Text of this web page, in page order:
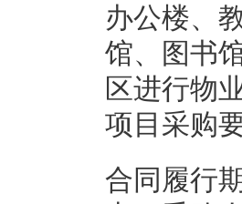
办公楼、
馆、图书
区进行物
项目采购要
合同履行